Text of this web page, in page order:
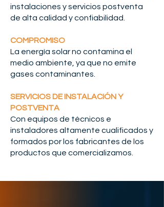
instalaciones y servicios postventa
de alta calidad y confiabilidad.
COMPROMISO
La energía solar no contamina el
medio ambiente, ya que no emite
gases contaminantes.
SERVICIOS DE INSTALACIÓN Y
POSTVENTA
Con equipos de técnicos e
instaladores altamente cualificados y
formados por los fabricantes de los
productos que comercializamos.